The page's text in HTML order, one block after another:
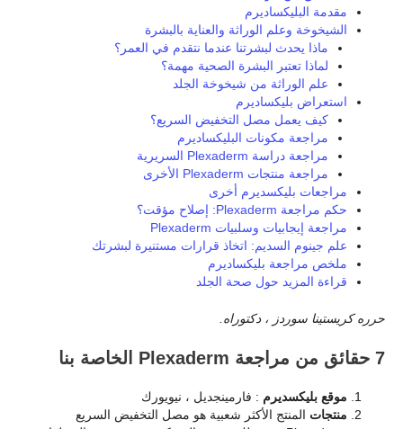
مقدمة البليكساديرم
الشيخوخة وعلم الوراثة والعناية بالبشرة
ماذا يحدث لبشرتنا عندما نتقدم في العمر؟
لماذا تعتبر البشرة الصحية مهمة؟
علم الوراثة من شيخوخة الجلد
استعراض بليكساديرم
كيف يعمل مصل التخفيض السريع؟
مراجعة مكونات البليكساديرم
مراجعة دراسة Plexaderm السريرية
مراجعة منتجات Plexaderm الأخرى
مراجعات بليكسديرم أخرى
حكم مراجعة Plexaderm: إصلاح مؤقت؟
مراجعة إيجابيات وسلبيات Plexaderm
علم جينوم السديم: اتخاذ قرارات مستنيرة لبشرتك
ملخص مراجعة بليكساديرم
قراءة المزيد حول صحة الجلد
حرره كريستينا سوردز ، دكتوراه.
7 حقائق من مراجعة Plexaderm الخاصة بنا
موقع بليكسديرم : فارمينجديل ، نيويورك
منتجات المنتج الأكثر شعبية هو مصل التخفيض السريع